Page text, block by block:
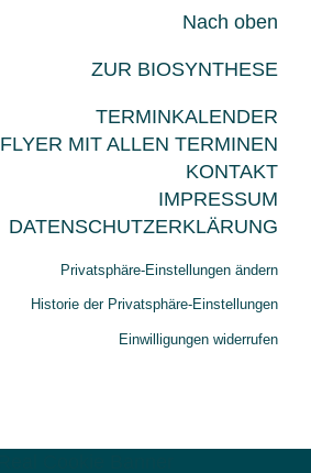
Nach oben
ZUR BIOSYNTHESE
TERMINKALENDER
FLYER MIT ALLEN TERMINEN
KONTAKT
IMPRESSUM
DATENSCHUTZERKLÄRUNG
Privatsphäre-Einstellungen ändern
Historie der Privatsphäre-Einstellungen
Einwilligungen widerrufen